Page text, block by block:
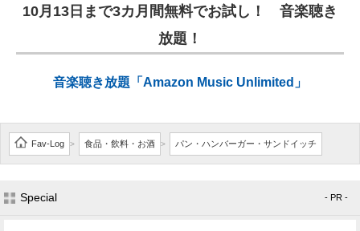
10月13日まで3カ月間無料でお試し！ 音楽聴き
放題！
音楽聴き放題「Amazon Music Unlimited」
Fav-Log > 食品・飲料・お酒 > パン・ハンバーガー・サンドイッチ
Special - PR -